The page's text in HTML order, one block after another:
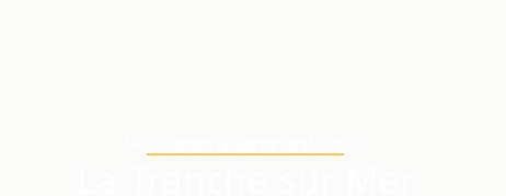
SEMI-MARATHON